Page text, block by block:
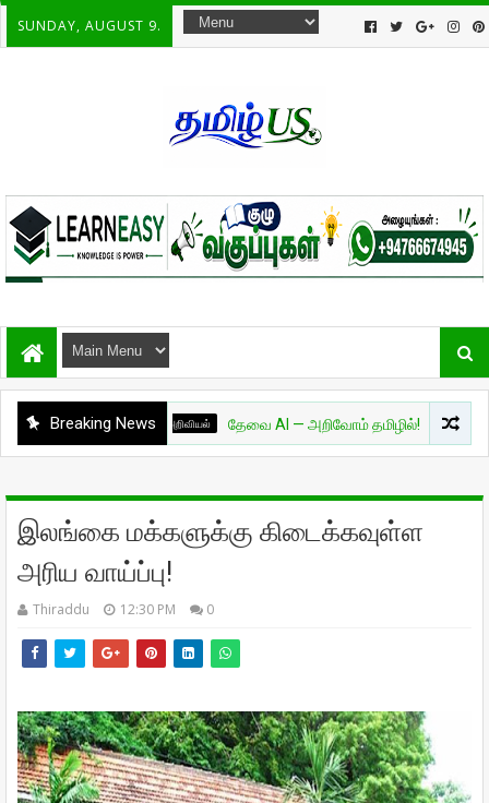
SUNDAY, AUGUST 9.
Breaking News
அறிவியல் தேவை AI — அறிவோம் தமிழில்! - பாகம் 01
இலங்கை மக்களுக்கு கிடைக்கவுள்ள
அரிய வாய்ப்பு!
Thiraddu 12:30 PM 0